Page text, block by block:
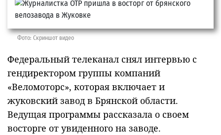
Фото: Скриншот видео
Федеральный телеканал снял интервью с
гендиректором группы компаний
«Веломоторс», которая включает и
жуковский завод в Брянской области.
Ведущая программы рассказала о своем
восторге от увиденного на заводе.